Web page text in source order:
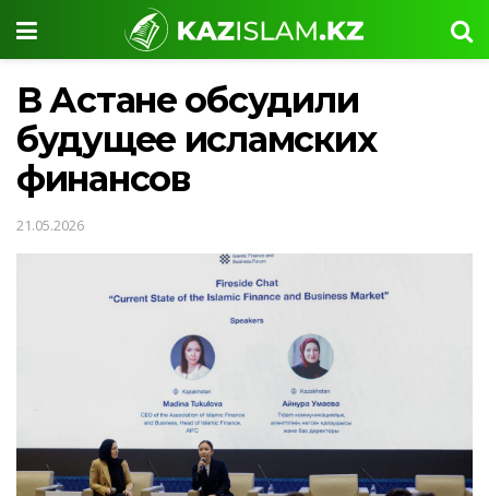
В Астане обсудили
будущее исламских
финансов
21.05.2026